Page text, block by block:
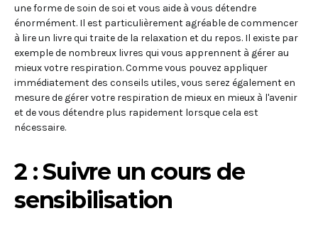
une forme de soin de soi et vous aide à vous détendre
énormément. Il est particulièrement agréable de commencer
à lire un livre qui traite de la relaxation et du repos. Il existe par
exemple de nombreux livres qui vous apprennent à gérer au
mieux votre respiration. Comme vous pouvez appliquer
immédiatement des conseils utiles, vous serez également en
mesure de gérer votre respiration de mieux en mieux à l'avenir
et de vous détendre plus rapidement lorsque cela est
nécessaire.
2 : Suivre un cours de
sensibilisation